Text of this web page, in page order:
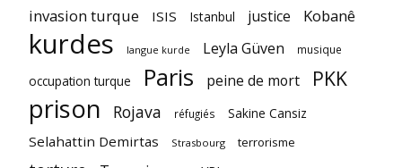
invasion turque ISIS Istanbul justice Kobanê
kurdes langue kurde Leyla Güven musique
occupation turque Paris peine de mort PKK
prison Rojava réfugiés Sakine Cansiz
Selahattin Demirtas Strasbourg terrorisme